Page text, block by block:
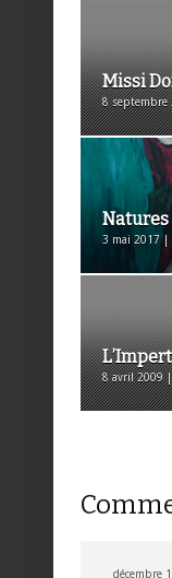
Missi
8 septembre
3 mai 2017 |
8 avril 2009 |
décembre